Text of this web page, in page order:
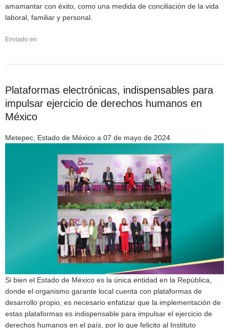
amamantar con éxito, como una medida de conciliación de la vida
laboral, familiar y personal.
Enviado en
Plataformas electrónicas, indispensables para
impulsar ejercicio de derechos humanos en
México
Metepec, Estado de México a 07 de mayo de 2024
Si bien el Estado de México es la única entidad en la República,
donde el organismo garante local cuenta con plataformas de
desarrollo propio, es necesario enfatizar que la implementación de
estas plataformas es indispensable para impulsar el ejercicio de
derechos humanos en el país, por lo que felicito al Instituto